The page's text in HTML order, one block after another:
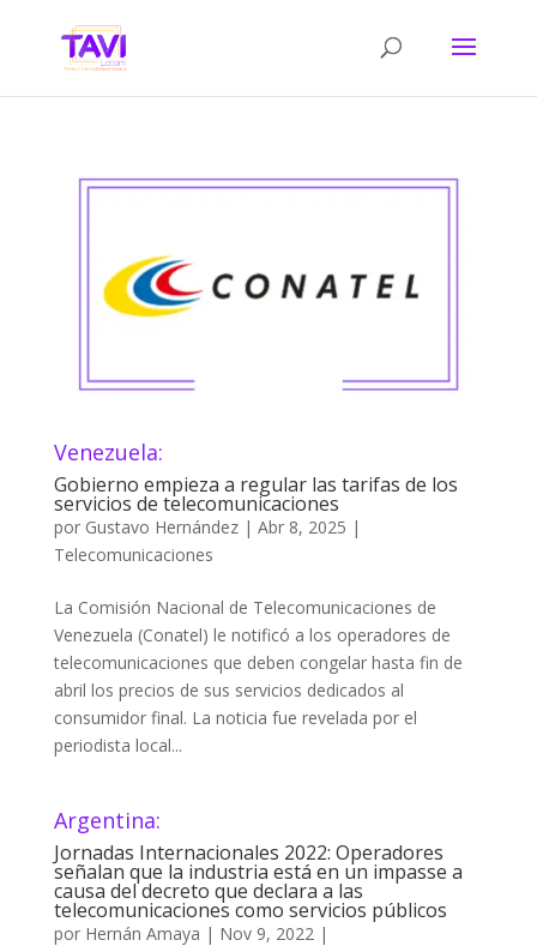
Venezuela:
Gobierno empieza a regular las tarifas de los
servicios de telecomunicaciones
por Gustavo Hernández| Abr 8, 2025 |
Telecomunicaciones
La Comisión Nacional de Telecomunicaciones de
Venezuela (Conatel) le notificó a los operadores de
telecomunicaciones que deben congelar hasta fin de
abril los precios de sus servicios dedicados al
consumidor final. La noticia fue revelada por el
periodista local...
Argentina:
Jornadas Internacionales 2022: Operadores
señalan que la industria está en un impasse a
causa del decreto que declara a las
telecomunicaciones como servicios públicos
por Hernán Amaya | Nov 9, 2022 |